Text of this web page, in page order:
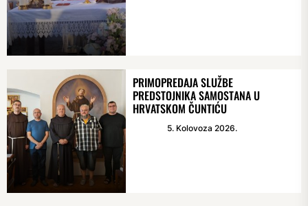
PRIMOPREDAJA SLUŽBE
PREDSTOJNIKA SAMOSTANA U
HRVATSKOM ČUNTIĆU
5. Kolovoza 2026.